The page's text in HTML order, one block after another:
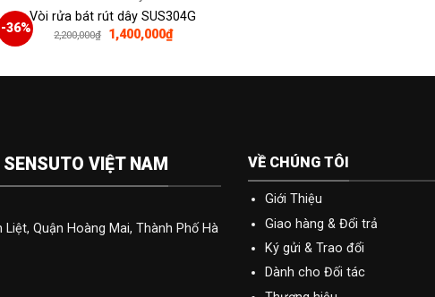
-36%
Vòi rửa bát rút dây SUS304G
2,200,000₫
Giá
gốc
1,400,000₫Giá
hiện
VIỆT NAM
Quận Hoàng Mai, Thành Phố Hà
VỀ CHÚNG TÔI
Giới Thiệu
Giao hàng & Đổi trả
Ký gửi & Trao đổi
Dành cho Đối tác